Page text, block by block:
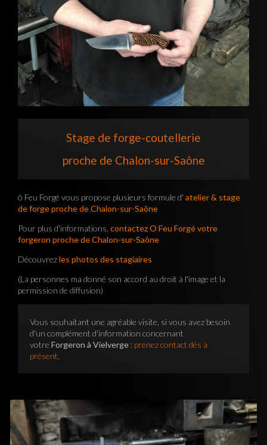
Stage de forge-coutellerie
proche de Chalon-sur-Saône
ô Feu Forgé vous propose plusieurs formule d' atelier & stage
de forge proche de Chalon-sur-Saône
Pour plus d'informations, contactez O Feu Forgé votre
forgeron proche de Chalon-sur-Saône
Découvrezles photos des stagiaires
(La personnes ma donné son accord au droit à l'image et la
permission de diffusion)
Vous souhaitant une agréable visite, si vous avez besoin
d'un complément d'information concernant
votre Forgeron à Vielverge : prenez contact dès à
présent.